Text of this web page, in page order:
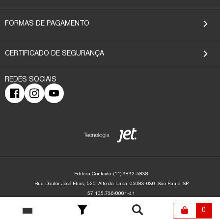
0
FORMAS DE PAGAMENTO
CERTIFICADO DE SEGURANÇA
Editora Contexto (11) 3832-5838
Rua Doutor José Elias, 520 Alto da Lapa 05083-030 São Paulo SP
57.105.736/0001-41
Lapa - São Paulo/SP - 05083-030 | contato@editoracontexto.com.br | +55 11